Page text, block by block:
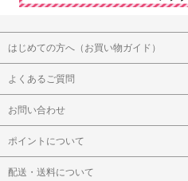
はじめての方へ（お買い物ガイド）
よくあるご質問
お問い合わせ
ポイントについて
配送・送料について